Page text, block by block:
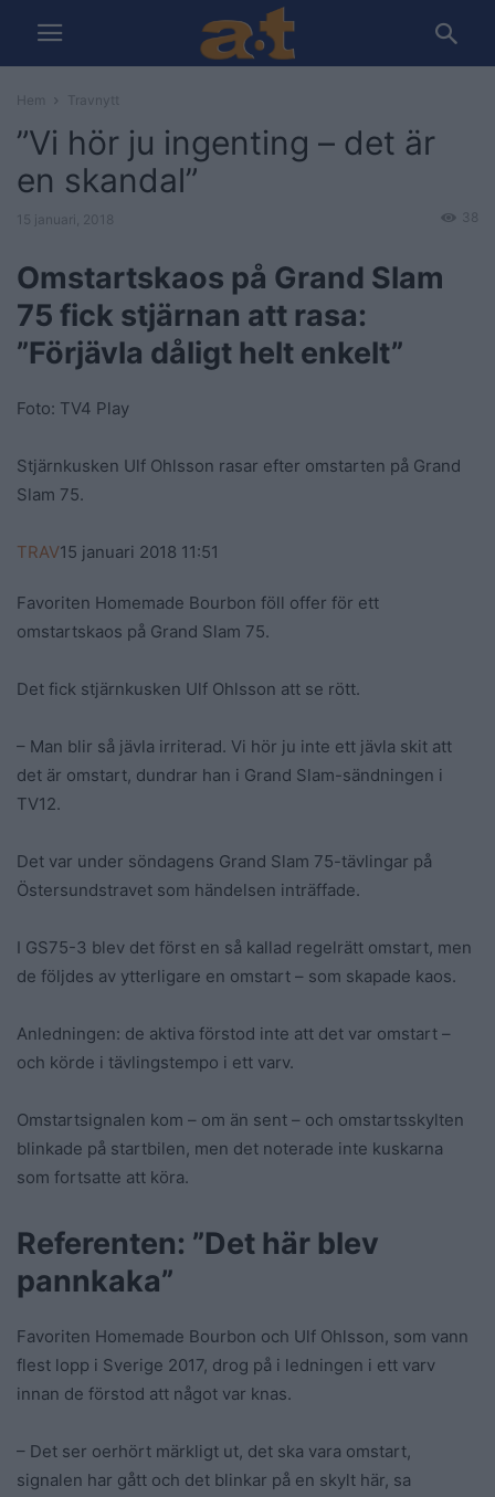
Hem Travnytt
”Vi hör ju ingenting – det är
en skandal”
15 januari, 2018 38
Omstartskaos på Grand Slam
75 fick stjärnan att rasa:
”Förjävla dåligt helt enkelt”
Foto: TV4 Play
Stjärnkusken Ulf Ohlsson rasar efter omstarten på Grand
Slam 75.
TRAV15 januari 2018 11:51
Favoriten Homemade Bourbon föll offer för ett
omstartskaos på Grand Slam 75.
Det fick stjärnkusken Ulf Ohlsson att se rött.
– Man blir så jävla irriterad. Vi hör ju inte ett jävla skit att
det är omstart, dundrar han i Grand Slam-sändningen i
TV12.
Det var under söndagens Grand Slam 75-tävlingar på
Östersundstravet som händelsen inträffade.
I GS75-3 blev det först en så kallad regelrätt omstart, men
de följdes av ytterligare en omstart – som skapade kaos.
Anledningen: de aktiva förstod inte att det var omstart –
och körde i tävlingstempo i ett varv.
Omstartsignalen kom – om än sent – och omstartsskylten
blinkade på startbilen, men det noterade inte kuskarna
som fortsatte att köra.
Referenten: ”Det här blev
pannkaka”
Favoriten Homemade Bourbon och Ulf Ohlsson, som vann
flest lopp i Sverige 2017, drog på i ledningen i ett varv
innan de förstod att något var knas.
– Det ser oerhört märkligt ut, det ska vara omstart,
signalen har gått och det blinkar på en skylt här, sa